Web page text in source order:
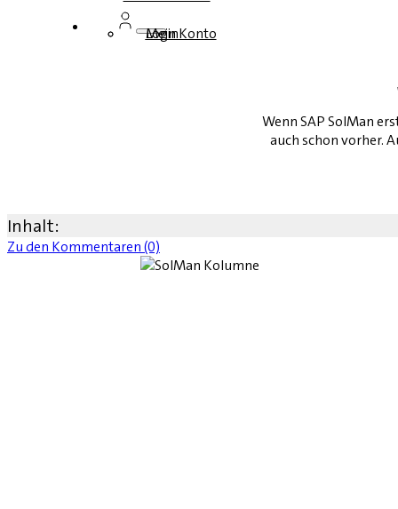
Login
Mein Konto
Wenn SAP SolMan
auch schon vorher.
Inhalt:
Zu den Kommentaren (0)